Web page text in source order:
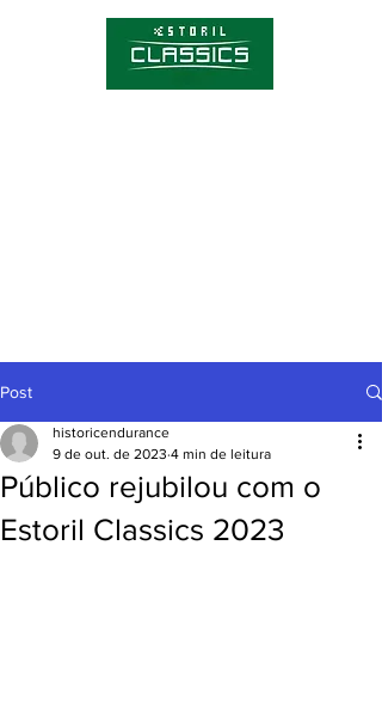
Post
Público rejubilou com o
Estoril Classics 2023
historicendurance
9 de out. de 2023 4 min de leitura